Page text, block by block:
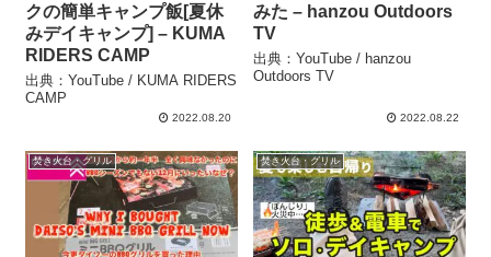
クの簡単キャンプ飯[夏休
みデイキャンプ] – KUMA
RIDERS CAMP
出典：YouTube / KUMA RIDERS
CAMP
2022.08.20
みた – hanzou Outdoors
TV
出典：YouTube / hanzou
Outdoors TV
2022.08.22
焚き火台・グリル 焚き火台・グリル